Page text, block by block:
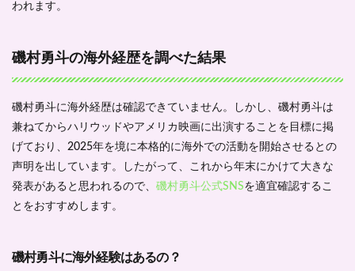
われます。
磯村勇斗の海外経歴を調べた結果
磯村勇斗に海外経歴は確認できていません。しかし、磯村勇斗は
兼ねてからハリウッドやアメリカ映画に出演することを目標に掲
げており、2025年を境に本格的に海外での活動を開始させるとの
声明を出しています。したがって、これから年末にかけて大きな
発表があると思われるので、 磯村勇斗公式SNSを適宜確認するこ
とをおすすめします。
磯村勇斗に海外経験はあるの？